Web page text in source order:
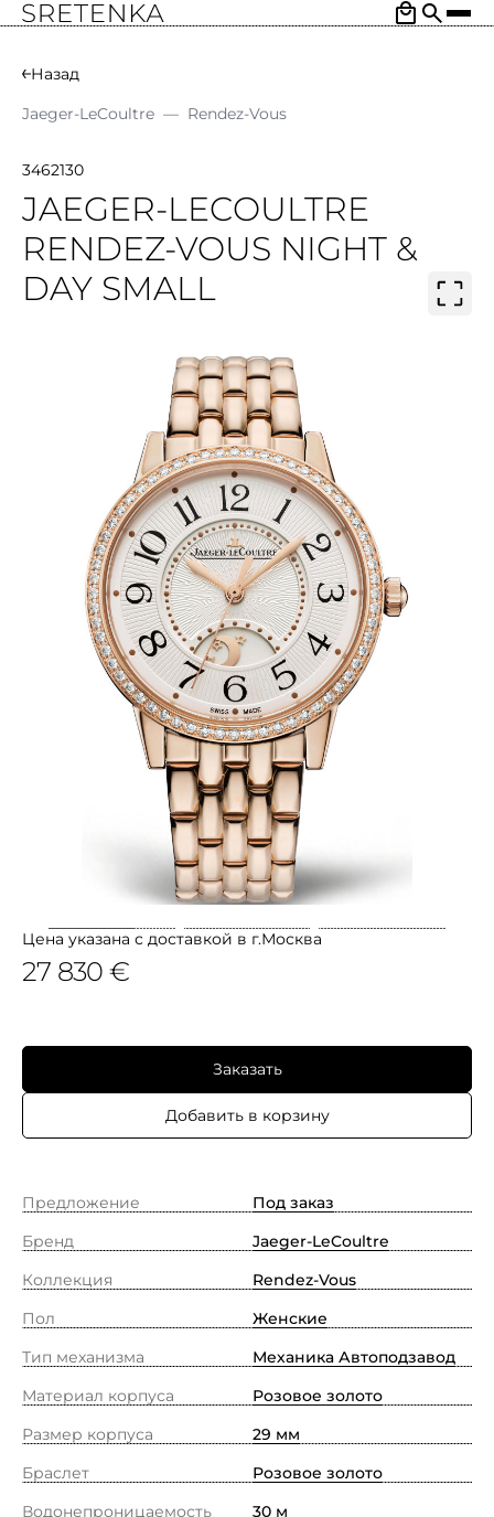
Назад
Jaeger-LeCoultre — Rendez-Vous
3462130
JAEGER-LECOULTRE
RENDEZ-VOUS NIGHT &
DAY SMALL
Цена указана с доставкой в г.Москва
27 830 €
Заказать
Добавить в корзину
Предложение
Под заказ
Бренд
Jaeger-LeCoultre
Коллекция
Rendez-Vous
Пол
Женские
Тип механизма
Механика Автоподзавод
Материал корпуса
Розовое золото
Размер корпуса
29 мм
Браслет
Розовое золото
Водонепроницаемость
30 м